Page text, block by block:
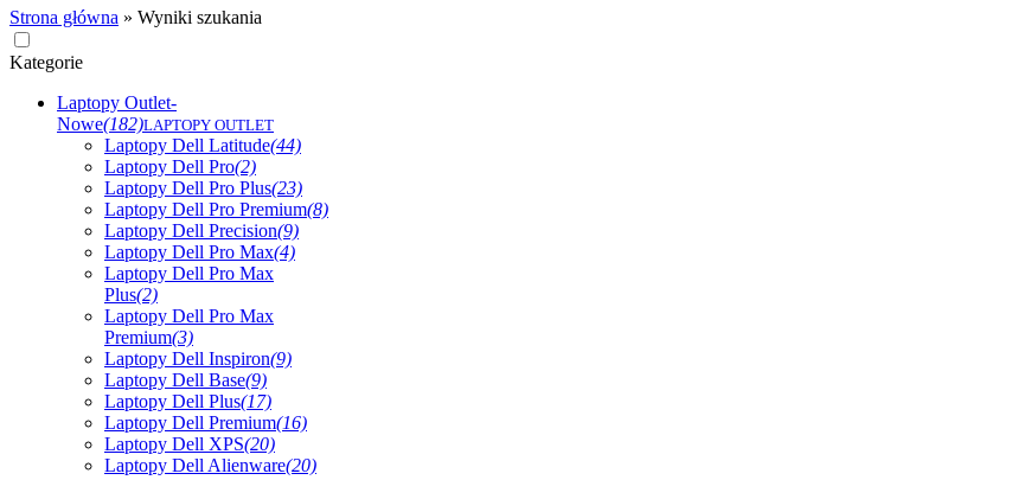
Strona główna » Wyniki szukania
Kategorie
Laptopy Outlet-
Nowe(182)LAPTOPY OUTLET
Laptopy Dell Latitude(44)
Laptopy Dell Pro(2)
Laptopy Dell Pro Plus(23)
Laptopy Dell Pro Premium(8)
Laptopy Dell Precision(9)
Laptopy Dell Pro Max(4)
Laptopy Dell Pro Max
Plus(2)
Laptopy Dell Pro Max
Premium(3)
Laptopy Dell Inspiron(9)
Laptopy Dell Base(9)
Laptopy Dell Plus(17)
Laptopy Dell Premium(16)
Laptopy Dell XPS(20)
Laptopy Dell Alienware(20)